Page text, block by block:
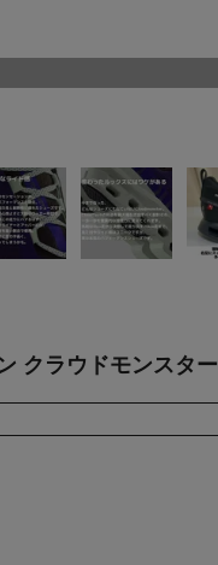
クラウドモンスタ